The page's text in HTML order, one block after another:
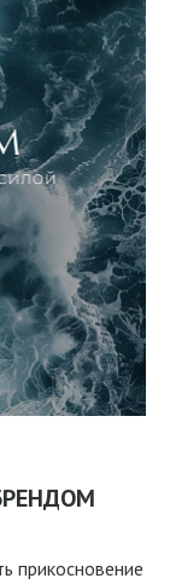
прикосновение